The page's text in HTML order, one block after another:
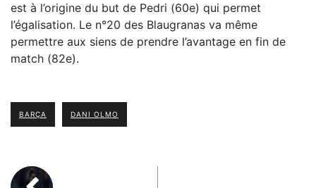
est à l’origine du but de Pedri (60e) qui permet
l’égalisation. Le n°20 des Blaugranas va même
permettre aux siens de prendre l’avantage en fin de
match (82e).
BARÇA DANI OLMO